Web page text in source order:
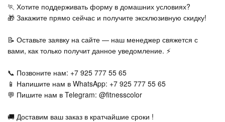
🏃‍ Хотите поддерживать форму в домашних условиях?
🎁 Закажите прямо сейчас и получите эксклюзивную скидку!
📝 Оставьте заявку на сайте — наш менеджер свяжется с
вами, как только получит данное уведомление. ⚡
📞 Позвоните нам: +7 925 777 55 65
📱 Напишите нам в WhatsApp: +7 925 777 55 65
💬 Пишите нам в Telegram: @fitnesscolor
🚚 Доставим ваш заказ в кратчайшие сроки !